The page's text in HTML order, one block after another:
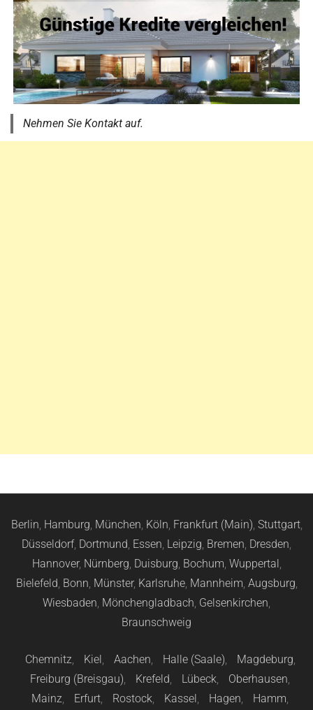
Nehmen Sie Kontakt auf.
Berlin, Hamburg, München, Köln, Frankfurt (Main), Stuttgart,
Düsseldorf, Dortmund, Essen, Leipzig, Bremen, Dresden,
Hannover, Nürnberg, Duisburg, Bochum, Wuppertal,
Bielefeld, Bonn, Münster, Karlsruhe, Mannheim, Augsburg,
Wiesbaden, Mönchengladbach, Gelsenkirchen,
Braunschweig
Chemnitz, Kiel, Aachen, Halle (Saale), Magdeburg,
Freiburg (Breisgau), Krefeld, Lübeck, Oberhausen,
Mainz, Erfurt, Rostock, Kassel, Hagen, Hamm,